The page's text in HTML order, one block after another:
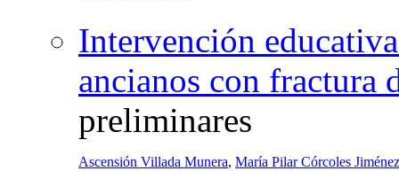
Intervención
ancianos con fractura
preliminares
Ascensión Villada Munera, María Pilar Córcoles Jiménez